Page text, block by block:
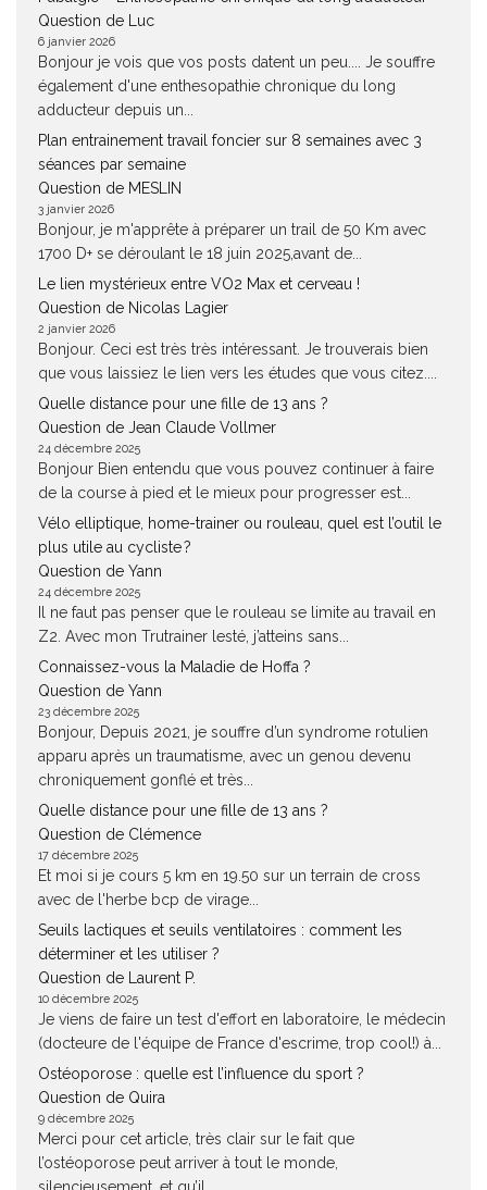
Question de Luc
6 janvier 2026
Bonjour je vois que vos posts datent un peu.... Je souffre
également d'une enthesopathie chronique du long
adducteur depuis un...
Plan entrainement travail foncier sur 8 semaines avec 3
séances par semaine
Question de MESLIN
3 janvier 2026
Bonjour, je m'apprête à préparer un trail de 50 Km avec
1700 D+ se déroulant le 18 juin 2025,avant de...
Le lien mystérieux entre VO2 Max et cerveau !
Question de Nicolas Lagier
2 janvier 2026
Bonjour. Ceci est très très intéressant. Je trouverais bien
que vous laissiez le lien vers les études que vous citez....
Quelle distance pour une fille de 13 ans ?
Question de Jean Claude Vollmer
24 décembre 2025
Bonjour Bien entendu que vous pouvez continuer à faire
de la course à pied et le mieux pour progresser est...
Vélo elliptique, home-trainer ou rouleau, quel est l’outil le
plus utile au cycliste ?
Question de Yann
24 décembre 2025
Il ne faut pas penser que le rouleau se limite au travail en
Z2. Avec mon Trutrainer lesté, j’atteins sans...
Connaissez-vous la Maladie de Hoffa ?
Question de Yann
23 décembre 2025
Bonjour, Depuis 2021, je souffre d’un syndrome rotulien
apparu après un traumatisme, avec un genou devenu
chroniquement gonflé et très...
Quelle distance pour une fille de 13 ans ?
Question de Clémence
17 décembre 2025
Et moi si je cours 5 km en 19.50 sur un terrain de cross
avec de l'herbe bcp de virage...
Seuils lactiques et seuils ventilatoires : comment les
déterminer et les utiliser ?
Question de Laurent P.
10 décembre 2025
Je viens de faire un test d'effort en laboratoire, le médecin
(docteure de l'équipe de France d'escrime, trop cool!) à...
Ostéoporose : quelle est l’influence du sport ?
Question de Quira
9 décembre 2025
Merci pour cet article, très clair sur le fait que
l’ostéoporose peut arriver à tout le monde,